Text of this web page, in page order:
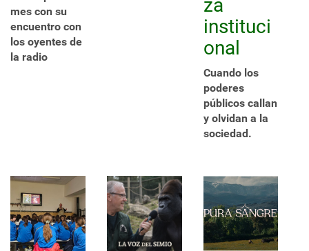
mes con su
encuentro con
los oyentes de
la radio
za
instituci
onal
Cuando los
poderes
públicos callan
y olvidan a la
sociedad.